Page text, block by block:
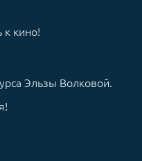
кино!
Эльзы Волковой.